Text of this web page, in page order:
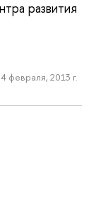
развития
4 февраля, 2013 г.